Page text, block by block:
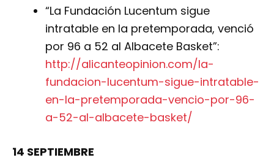
“La Fundación Lucentum sigue
intratable en la pretemporada, venció
por 96 a 52 al Albacete Basket”:
http://alicanteopinion.com/la-
fundacion-lucentum-sigue-intratable-
en-la-pretemporada-vencio-por-96-
a-52-al-albacete-basket/
14 SEPTIEMBRE